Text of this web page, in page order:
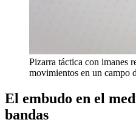
Pizarra táctica con imanes
movimientos en un campo
El embudo en el
bandas